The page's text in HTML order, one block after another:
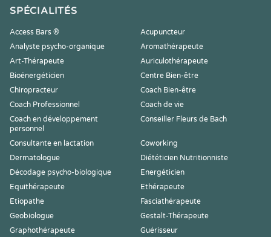
SPÉCIALITÉS
Access Bars ®
Acupuncteur
Analyste psycho-organique
Aromathérapeute
Art-Thérapeute
Auriculothérapeute
Bioénergéticien
Centre Bien-être
Chiropracteur
Coach Bien-être
Coach Professionnel
Coach de vie
Coach en développement
personnel
Conseiller Fleurs de Bach
Consultante en lactation
Coworking
Dermatologue
Diététicien Nutritionniste
Décodage psycho-biologique
Energéticien
Equithérapeute
Ethérapeute
Etiopathe
Fasciathérapeute
Geobiologue
Gestalt-Thérapeute
Graphothérapeute
Guérisseur